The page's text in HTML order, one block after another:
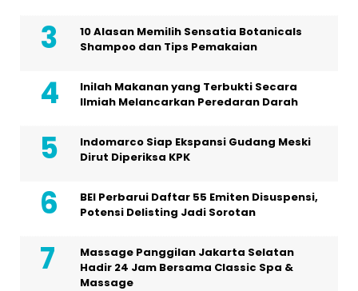
10 Alasan Memilih Sensatia Botanicals
Shampoo dan Tips Pemakaian
Inilah Makanan yang Terbukti Secara
Ilmiah Melancarkan Peredaran Darah
Indomarco Siap Ekspansi Gudang Meski
Dirut Diperiksa KPK
BEI Perbarui Daftar 55 Emiten Disuspensi,
Potensi Delisting Jadi Sorotan
Massage Panggilan Jakarta Selatan
Hadir 24 Jam Bersama Classic Spa &
Massage